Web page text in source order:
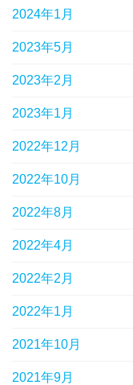
2024年1月
2023年5月
2023年2月
2023年1月
2022年12月
2022年10月
2022年8月
2022年4月
2022年2月
2022年1月
2021年10月
2021年9月